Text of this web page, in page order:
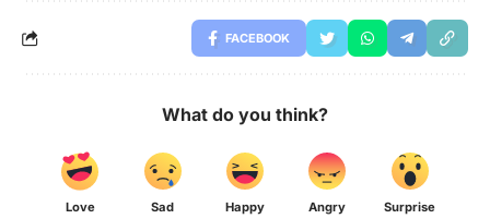
FACEBOOK
What do you think?
Love Sad Happy Angry Surprise